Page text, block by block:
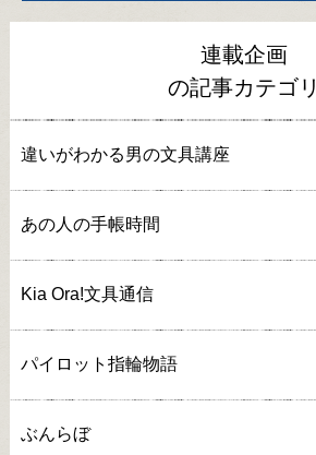
連載企画
の記事カテゴリ
違いがわかる男の文具講座
あの人の手帳時間
Kia Ora!文具通信
パイロット指輪物語
ぶんらぼ